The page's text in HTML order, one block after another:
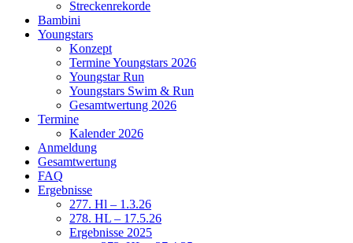
Streckenrekorde
Bambini
Youngstars
Konzept
Termine Youngstars 2026
Youngstar Run
Youngstars Swim & Run
Gesamtwertung 2026
Termine
Kalender 2026
Anmeldung
Gesamtwertung
FAQ
Ergebnisse
277. Hl – 1.3.26
278. HL – 17.5.26
Ergebnisse 2025